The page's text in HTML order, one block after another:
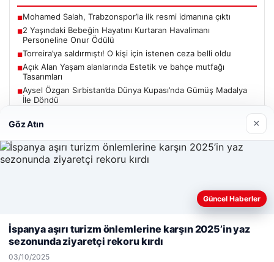
■Mohamed Salah, Trabzonspor’la ilk resmi idmanına çıktı
■2 Yaşındaki Bebeğin Hayatını Kurtaran Havalimanı
Personeline Onur Ödülü
■Torreira’ya saldırmıştı! O kişi için istenen ceza belli oldu
■Açık Alan Yaşam alanlarında Estetik ve bahçe mutfağı
Tasarımları
■Aysel Özgan Sırbistan’da Dünya Kupası’nda Gümüş Madalya
İle Döndü
Güncel
Mohamed Salah, Trabzonspor’la ilk resmi idmanına çıktı
Web sitemizi nasıl kullandığınızı daha iyi anlayabilmek,
kullanıyoruz.Çerez Politikamız
Kabul Et
Göz Atın ×
Güncel Haberler
İspanya aşırı turizm önlemlerine karşın 2025’in yaz
sezonunda ziyaretçi rekoru kırdı
03/10/2025